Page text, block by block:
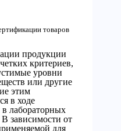
товаров
продукции
критериев,
уровни
или другие
этим
в ходе
лабораторных
зависимости от
для